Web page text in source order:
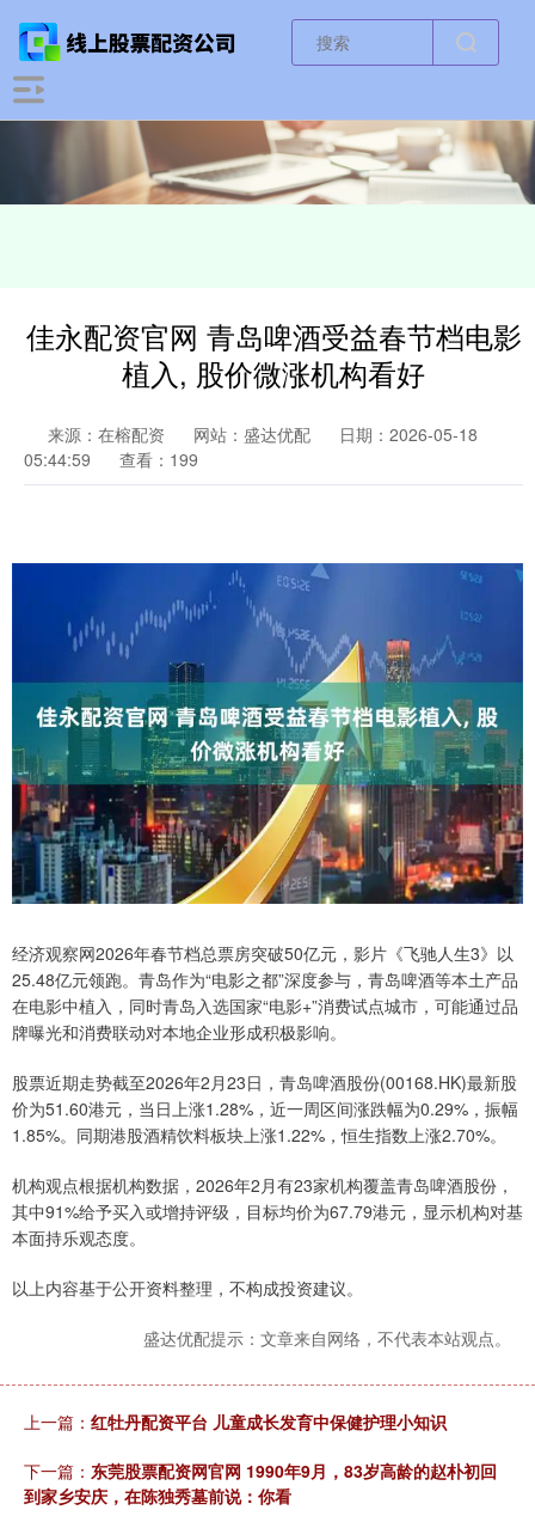
佳永配资官网 青岛啤酒受益春节档电影
植入, 股价微涨机构看好
来源：在榕配资 网站：盛达优配
日期：2026-05-18
05:44:59
查看：199
经济观察网2026年春节档总票房突破50亿元，影片《飞驰人生3》以
25.48亿元领跑。青岛作为“电影之都”深度参与，青岛啤酒等本土产品
在电影中植入，同时青岛入选国家“电影+”消费试点城市，可能通过品
牌曝光和消费联动对本地企业形成积极影响。
股票近期走势截至2026年2月23日，青岛啤酒股份(00168.HK)最新股
价为51.60港元，当日上涨1.28%，近一周区间涨跌幅为0.29%，振幅
1.85%。同期港股酒精饮料板块上涨1.22%，恒生指数上涨2.70%。
机构观点根据机构数据，2026年2月有23家机构覆盖青岛啤酒股份，
其中91%给予买入或增持评级，目标均价为67.79港元，显示机构对基
本面持乐观态度。
以上内容基于公开资料整理，不构成投资建议。
盛达优配提示：文章来自网络，不代表本站观点。
上一篇： 红牡丹配资平台 儿童成长发育中保健护理小知识
下一篇： 东莞股票配资网官网 1990年9月，83岁高龄的赵朴初回
到家乡安庆，在陈独秀墓前说：你看